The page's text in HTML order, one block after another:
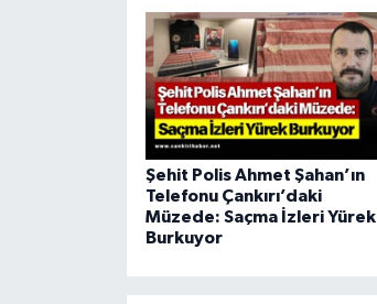
Şehit Polis Ahmet Şahan’ın
Telefonu Çankırı’daki
Müzede: Saçma İzleri Yürek
Burkuyor